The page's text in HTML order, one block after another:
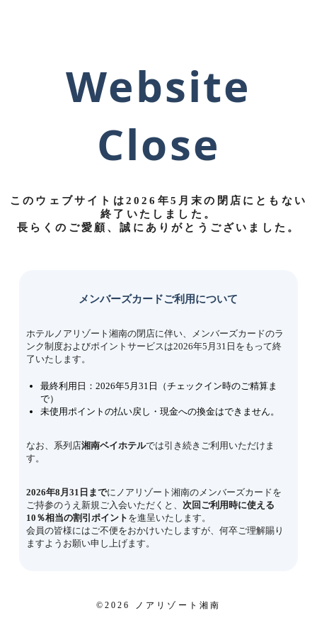
Website
Close
このウェブサイトは2026年5月末の閉店にともない
終了 いたしました。
長らくのご愛顧、誠にありがとうございました。
メンバーズカードご利用について
ホテルノアリゾート湘南の閉店に伴い、メンバーズカードのラ
ンク制度およびポイントサービスは2026年5月31日をもって終
了いたします。
最終利用日：2026年5月31日（チェックイン時のご精算ま
で）
未使用ポイントの払い戻し・現金への換金はできません。
なお、系列店湘南ベイホテルでは引き続きご利用いただけま
す。
2026年8月31日までにノアリゾート湘南のメンバーズカードを
ご持参のうえ新規ご入会いただくと、 次回ご利用時に使える
10％相当の割引ポイント を進呈いたします。
会員の皆様にはご不便をおかけいたしますが、何卒ご理解賜り
ますようお願い申し上げます。
©️2026 ノアリゾート湘南